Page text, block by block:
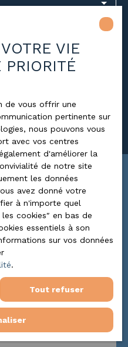
ALERTE MAIL
VIE
PRIORITÉ
de vous offrir une
pertinente sur
nous pouvons vous
avec vos centres
d'améliorer la
de notre site
les données
avez donné votre
à n'importe quel
cookies″ en bas de
essentiels à son
sur vos données
.
Tout refuser